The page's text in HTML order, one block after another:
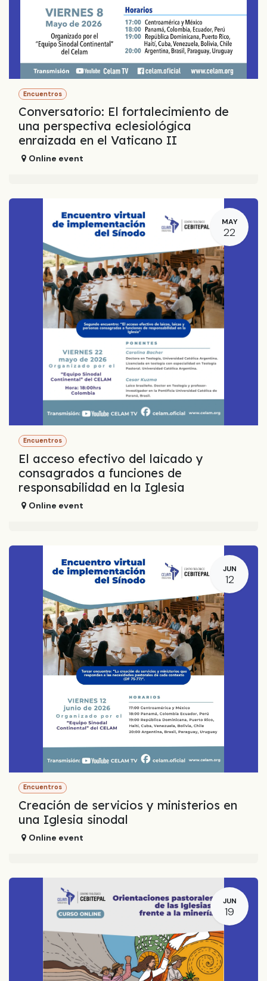
Encuentros
Conversatorio: El fortalecimiento de
una perspectiva eclesiológica
enraizada en el Vaticano II
Online event
MAY
22
Encuentros
El acceso efectivo del laicado y
consagrados a funciones de
responsabilidad en la Iglesia
Online event
JUN
12
Encuentros
Creación de servicios y ministerios en
una Iglesia sinodal
Online event
JUN
19